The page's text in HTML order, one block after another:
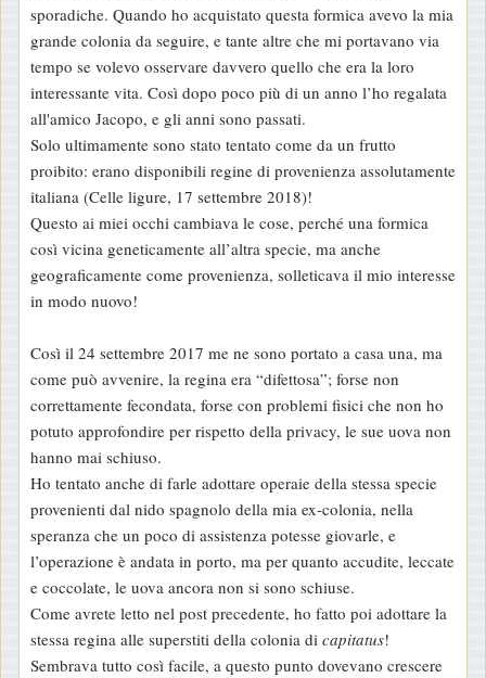
sporadiche. Quando ho acquistato questa formica avevo la mia
grande colonia da seguire, e tante altre che mi portavano via
tempo se volevo osservare davvero quello che era la loro
interessante vita. Così dopo poco più di un anno l’ho regalata
all'amico Jacopo, e gli anni sono passati.
Solo ultimamente sono stato tentato come da un frutto
proibito: erano disponibili regine di provenienza assolutamente
italiana (Celle ligure, 17 settembre 2018)!
Questo ai miei occhi cambiava le cose, perché una formica
così vicina geneticamente all’altra specie, ma anche
geograficamente come provenienza, solleticava il mio interesse
in modo nuovo!
Così il 24 settembre 2017 me ne sono portato a casa una, ma
come può avvenire, la regina era “difettosa”; forse non
correttamente fecondata, forse con problemi fisici che non ho
potuto approfondire per rispetto della privacy, le sue uova non
hanno mai schiuso.
Ho tentato anche di farle adottare operaie della stessa specie
provenienti dal nido spagnolo della mia ex-colonia, nella
speranza che un poco di assistenza potesse giovarle, e
l’operazione è andata in porto, ma per quanto accudite, leccate
e coccolate, le uova ancora non si sono schiuse.
Come avrete letto nel post precedente, ho fatto poi adottare la
stessa regina alle superstiti della colonia di capitatus!
Sembrava tutto così facile, a questo punto dovevano crescere